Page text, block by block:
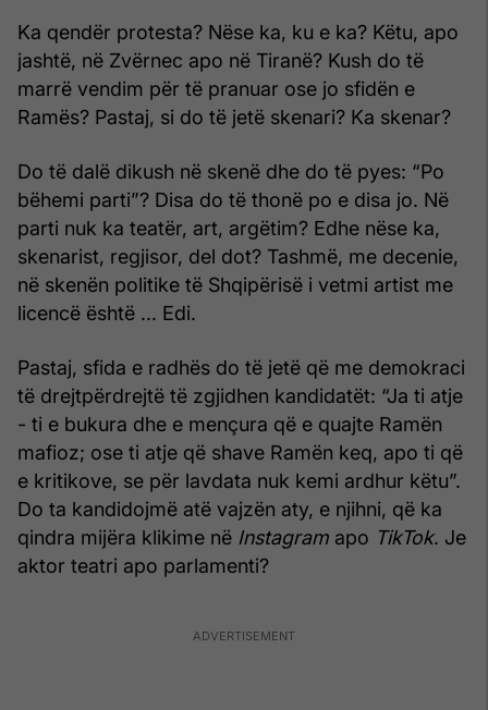
Ka qendër protesta? Nëse ka, ku e ka? Këtu, apo
jashtë, në Zvërnec apo në Tiranë? Kush do të
marrë vendim për të pranuar ose jo sfidën e
Ramës? Pastaj, si do të jetë skenari? Ka skenar?
Do të dalë dikush në skenë dhe do të pyes: “Po
bëhemi parti”? Disa do të thonë po e disa jo. Në
parti nuk ka teatër, art, argëtim? Edhe nëse ka,
skenarist, regjisor, del dot? Tashmë, me decenie,
në skenën politike të Shqipërisë i vetmi artist me
licencë është ... Edi.
Pastaj, sfida e radhës do të jetë që me demokraci
të drejtpërdrejtë të zgjidhen kandidatët: “Ja ti atje
- ti e bukura dhe e mençura që e quajte Ramën
mafioz; ose ti atje që shave Ramën keq, apo ti që
e kritikove, se për lavdata nuk kemi ardhur këtu”.
Do ta kandidojmë atë vajzën aty, e njihni, që ka
qindra mijëra klikime në Instagram apo TikTok. Je
aktor teatri apo parlamenti?